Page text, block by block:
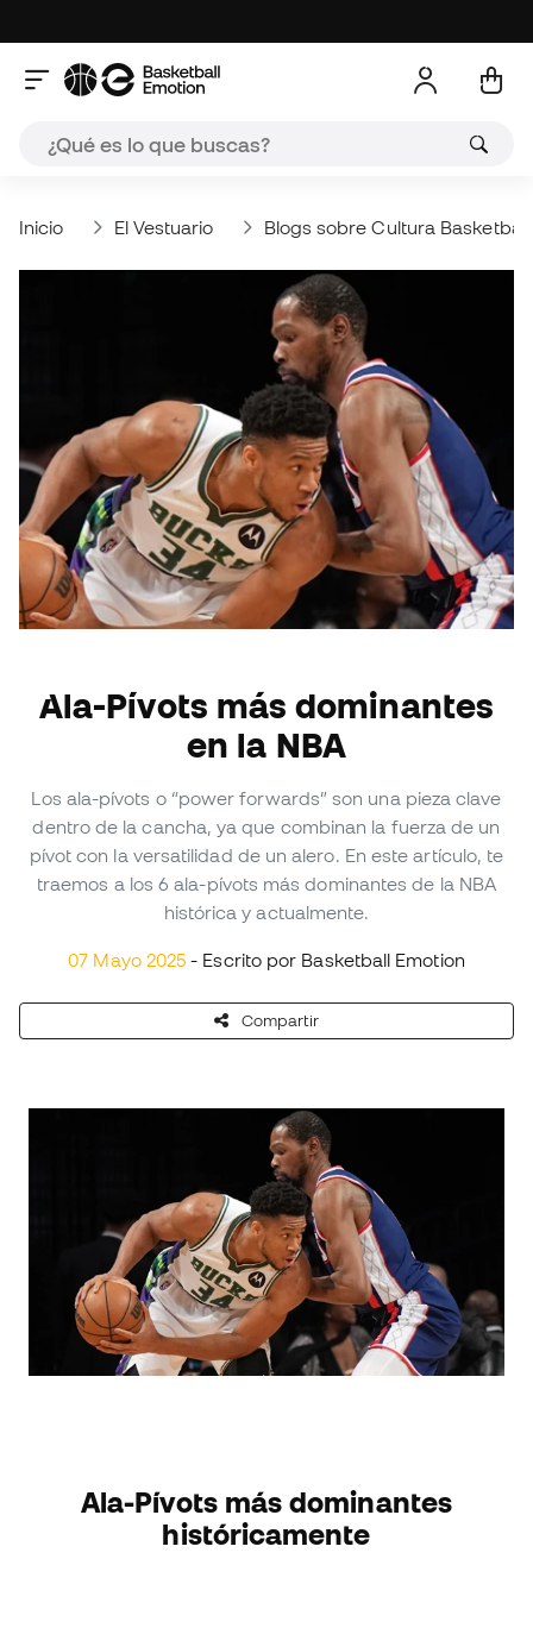
Inicio El Vestuario Blogs sobre Cultura Basketball
Ala-Pívots más dominantes
en la NBA
Los ala-pívots o “power forwards” son una pieza clave
dentro de la cancha, ya que combinan la fuerza de un
pívot con la versatilidad de un alero. En este artículo, te
traemos a los 6 ala-pívots más dominantes de la NBA
histórica y actualmente.
07 Mayo 2025- Escrito por Basketball Emotion
Compartir
Ala-Pívots más dominantes
históricamente